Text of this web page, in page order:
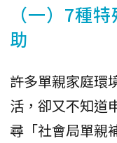
（一）7種
助
許多單親家庭環
活，卻又不知道
尋「社會局單親